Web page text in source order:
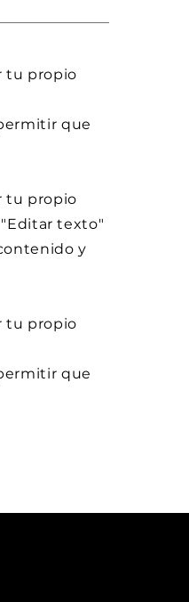
tu propio
que
tu propio
texto"
y
tu propio
que